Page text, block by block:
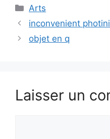
Catégories
Arts
inconvenient
objet en q
Laisser un